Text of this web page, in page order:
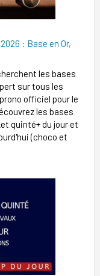
: Base en Or,
les bases
sur tous les
officiel pour le
les bases
quinté+ du jour et
(choco et